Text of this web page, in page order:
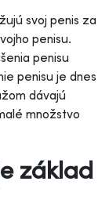
svoj penis za
penisu.
penisu
penisu je dnes
dávajú
množstvo
základ